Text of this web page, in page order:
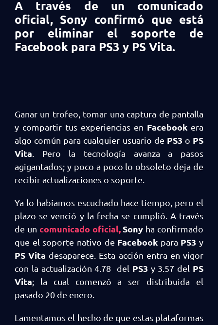
A través de un comunicado
oficial, Sony confirmó que está
por eliminar el soporte de
Facebook para PS3 y PS Vita.
Ganar un trofeo, tomar una captura de pantalla
y compartir tus experiencias en Facebook era
algo común para cualquier usuario de PS3 o PS
Vita . Pero la tecnología avanza a pasos
agigantados; y poco a poco lo obsoleto deja de
recibir actualizaciones o soporte.
Ya lo habíamos escuchado hace tiempo, pero el
plazo se venció y la fecha se cumplió. A través
de un comunicado oficial,Sony ha confirmado
que el soporte nativo de Facebook para PS3 y
PS Vita desaparece. Esta acción entra en vigor
con la actualización 4.78 del PS3 y 3.57 del PS
Vita; la cual comenzó a ser distribuida el
pasado 20 de enero.
Lamentamos el hecho de que estas plataformas